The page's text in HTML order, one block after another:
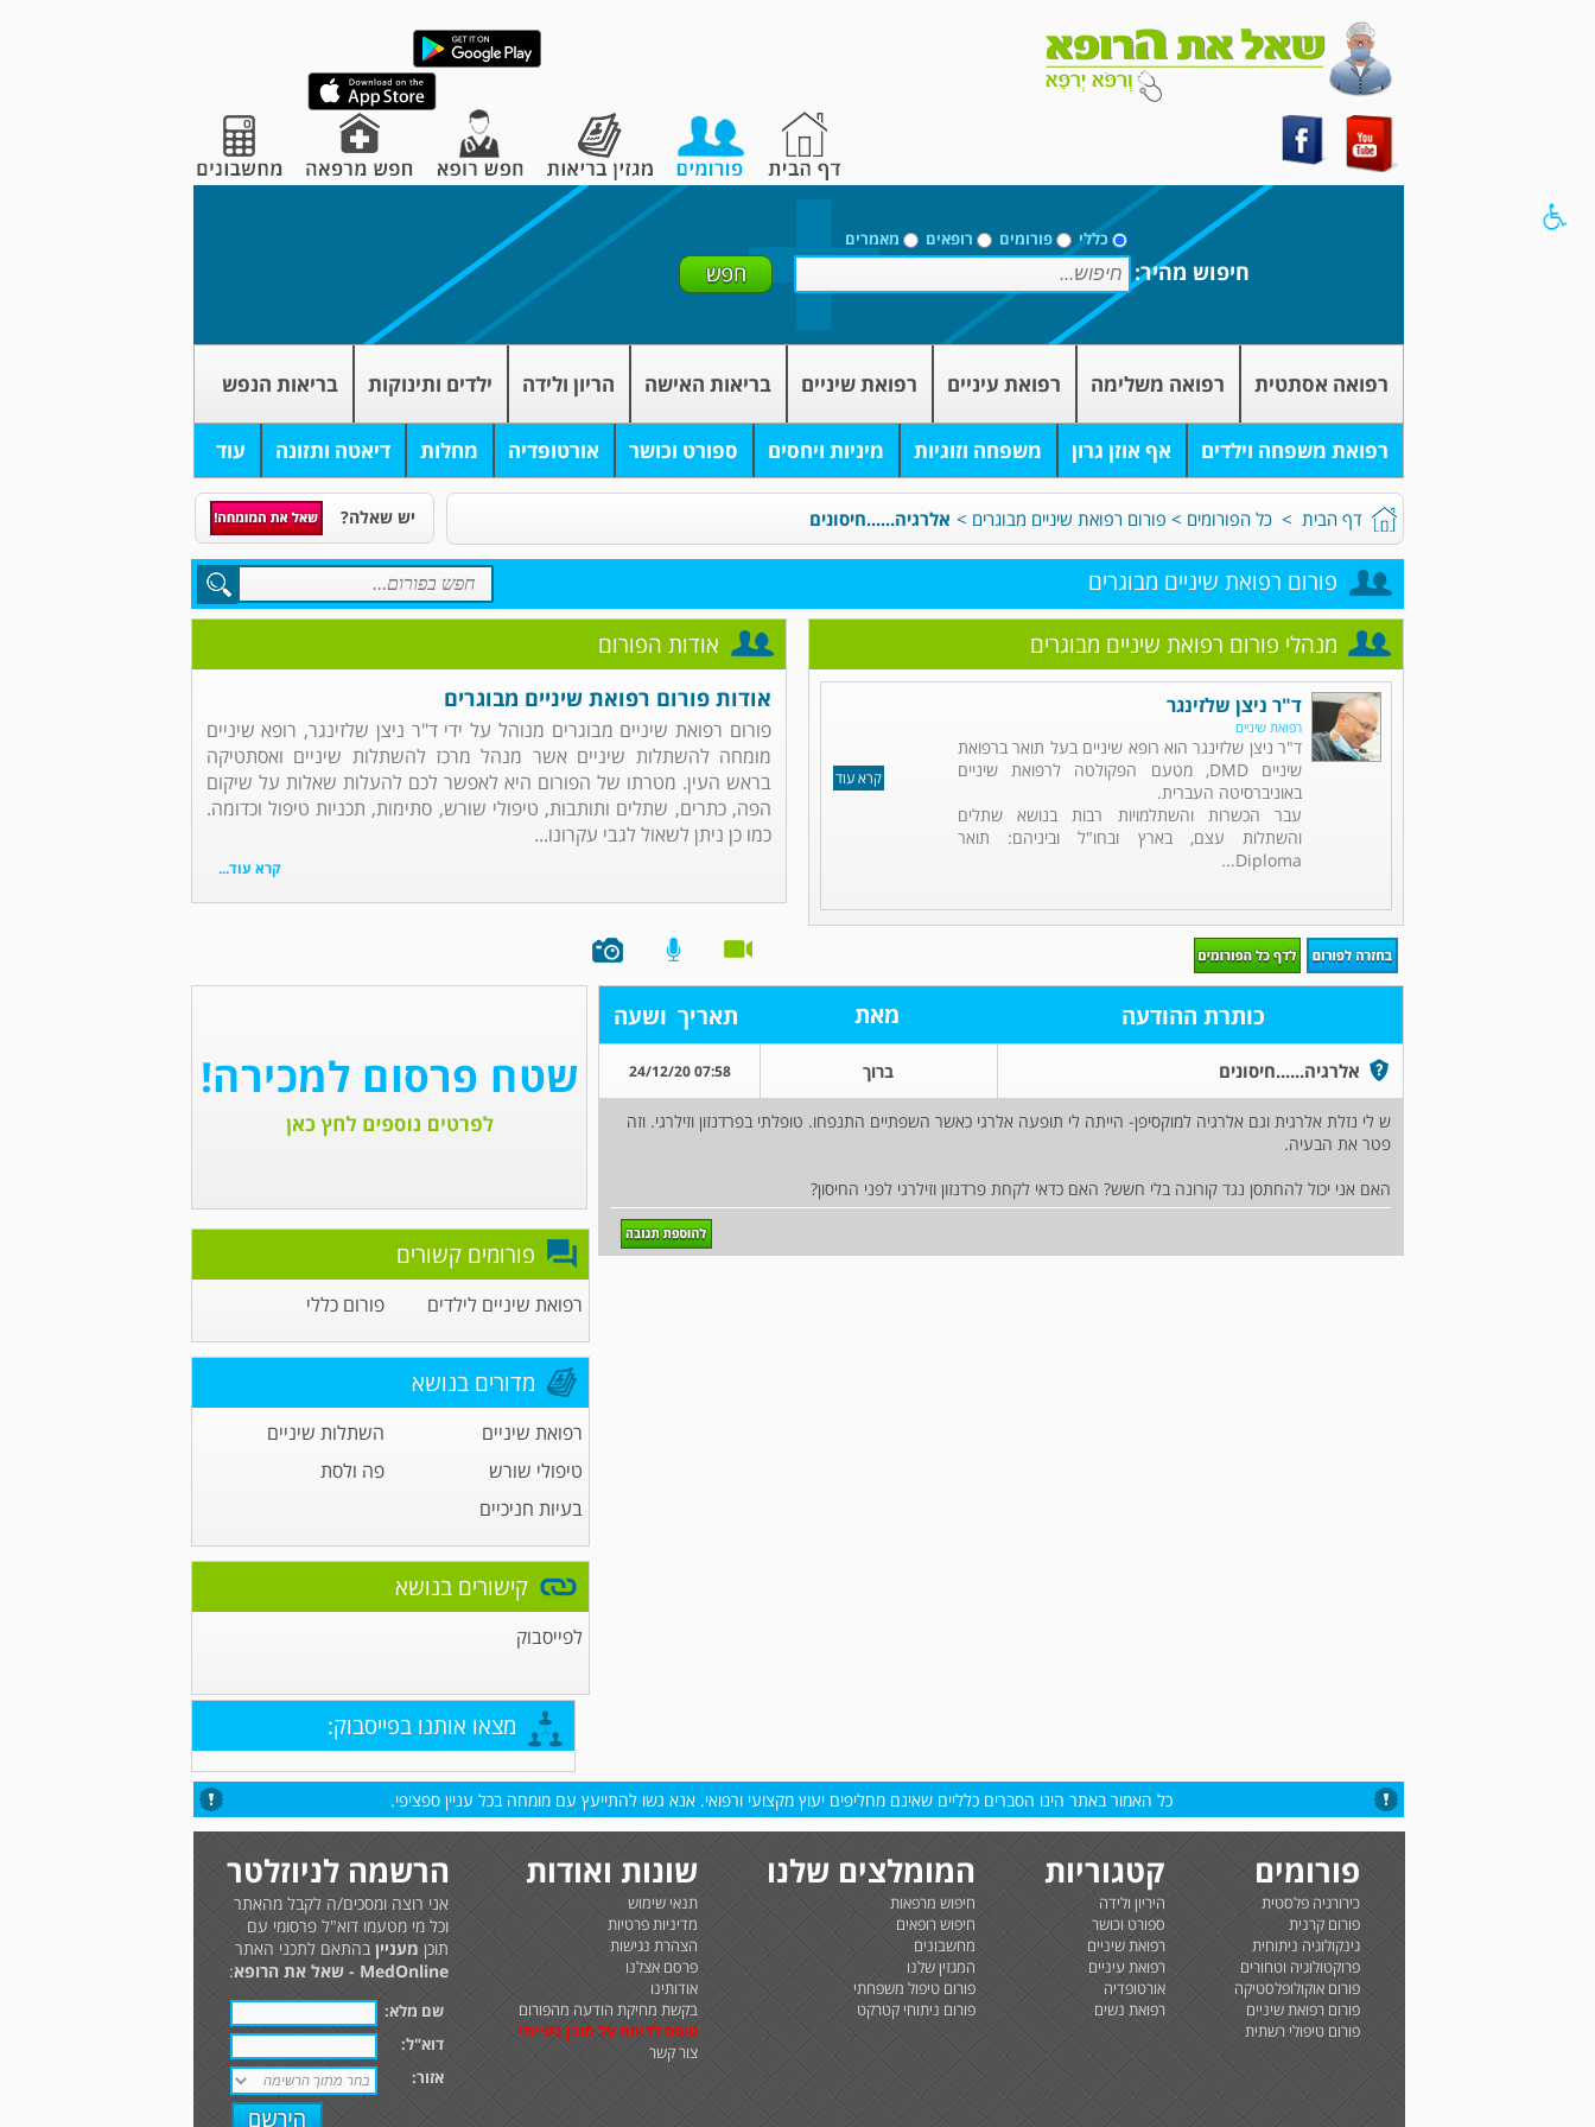
כללי פורומים רופאים מאמרים
חיפוש מהיר:
רפואה אסתטית רפואה משלימה רפואת עיניים רפואת שיניים בריאות האישה הריון ולידה ילדים ותינוקות בריאות הנפש
רפואת משפחה וילדים אף אוזן גרון משפחה וזוגיות מיניות ויחסים ספורט וכושר אורטופדיה מחלות דיאטה ותזונה עוד
דף הבית > כל הפורומים > פורום רפואת שיניים מבוגרים > אלרגיה......חיסונים יש שאלה?
פורום רפואת שיניים מבוגרים
אודות הפורום
אודות פורום רפואת שיניים מבוגרים
פורום רפואת שיניים מבוגרים מנוהל על ידי ד"ר ניצן שלזינגר, רופא שיניים
מומחה להשתלות שיניים אשר מנהל מרכז להשתלות שיניים ואסתטיקה
בראש העין. מטרתו של הפורום היא לאפשר לכם להעלות שאלות על שיקום
הפה, כתרים, שתלים ותותבות, טיפולי שורש, סתימות, תכניות טיפול וכדומה.
כמו כן ניתן לשאול לגבי עקרונו...
קרא עוד...
מנהלי פורום רפואת שיניים מבוגרים
קרא עוד
ד"ר ניצן שלזינגר
רפואת שיניים
ד"ר ניצן שלזינגר הוא רופא שיניים בעל תואר ברפואת
שיניים DMD, מטעם הפקולטה לרפואת שיניים
באוניברסיטה העברית.
עבר הכשרות והשתלמויות רבות בנושא שתלים
והשתלות עצם, בארץ ובחו"ל וביניהם: תואר
Diploma...
כותרת ההודעה מאת תאריך ושעה
אלרגיה......חיסונים ברוך 07:58 24/12/20
ש לי נזלת אלרגית וגם אלרגיה למוקסיפן- הייתה לי תופעה אלרגי כאשר השפתיים התנפחו. טופלתי בפרדנזון וזילרגי. וזה
פטר את הבעיה.
האם אני יכול להחתסן נגד קורונה בלי חשש? האם כדאי לקחת פרדנזון וזילרגי לפני החיסון?
פורומים קשורים
רפואת שיניים לילדים פורום כללי
מדורים בנושא
רפואת שיניים
השתלות שיניים
טיפולי שורש
פה ולסת
בעיות חניכיים
קישורים בנושא
לפייסבוק
מצאו אותנו בפייסבוק:
כל האמור באתר הינו הסברים כלליים שאינם מחליפים יעוץ מקצועי ורפואי. אנא גשו להתייעץ עם מומחה בכל עניין ספציפי.
פורומים
כירורגיה פלסטית
פורום קרנית
גינקולוגיה ניתוחית
פרוקטולוגיה וטחורים
פורום אוקולופלסטיקה
פורום רפואת שיניים
פורום טיפולי רשתית
קטגוריות
היריון ולידה
ספורט וכושר
רפואת שיניים
רפואת עיניים
אורטופדיה
רפואת נשים
המומלצים שלנו
חיפוש מרפאות
חיפוש רופאים
מחשבונים
המגזין שלנו
פורום טיפול משפחתי
פורום ניתוחי קטרקט
שונות ואודות
תנאי שימוש
מדיניות פרטיות
הצהרת נגישות
פרסם אצלנו
אודותינו
בקשת מחיקת הודעה מהפורום
טופס לדיווח על תוכן בעייתי
צור קשר
הרשמה לניוזלטר
אני רוצה ומסכים/ה לקבל מהאתר
וכל מי מטעמו דוא"ל פרסומי עם
תוכן מענייןבהתאם לתכני האתר
MedOnline - שאל את הרופא
:
שם מלא:
דוא"ל:
אזור: